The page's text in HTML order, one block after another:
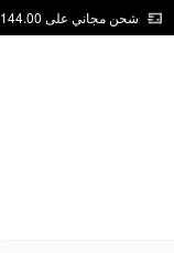
شحن مجاني على AED 144.00